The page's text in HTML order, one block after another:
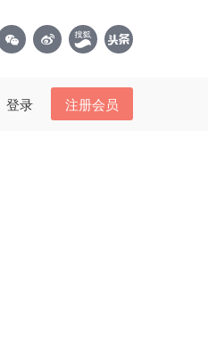
登录 注册会员